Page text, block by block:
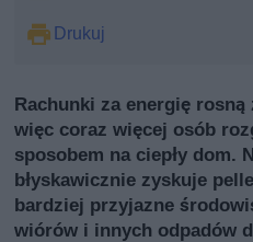
Drukuj
Rachunki za energię
więc coraz więcej osób
sposobem na ciepły dom.
błyskawicznie zyskuje
bardziej przyjazne
wiórów i innych odpadów